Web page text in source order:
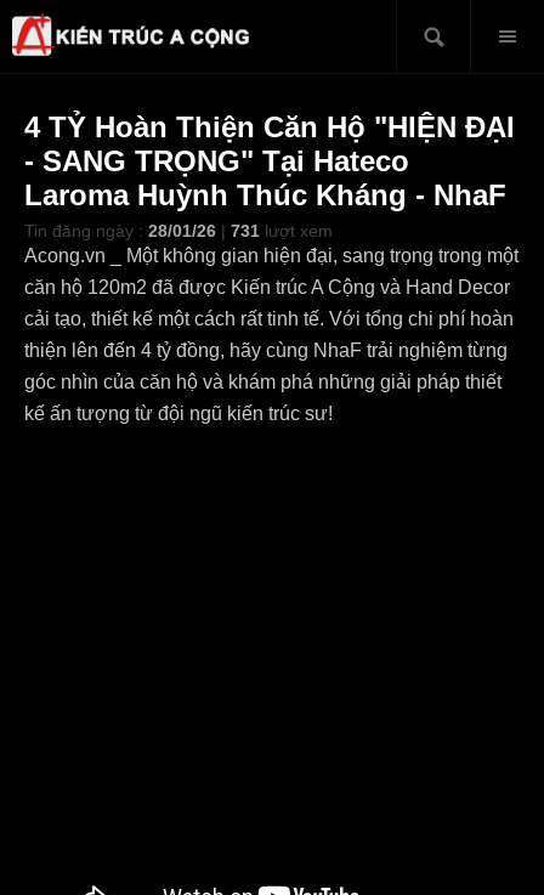
4 TỶ Hoàn Thiện Căn Hộ "HIỆN ĐẠI
- SANG TRỌNG" Tại Hateco
Laroma Huỳnh Thúc Kháng - NhaF
Tin đăng ngày : 28/01/26 | 731 lượt xem
Acong.vn _ Một không gian hiện đại, sang trọng trong một
căn hộ 120m2 đã được Kiến trúc A Cộng và Hand Decor
cải tạo, thiết kế một cách rất tinh tế. Với tổng chi phí hoàn
thiện lên đến 4 tỷ đồng, hãy cùng NhaF trải nghiệm từng
góc nhìn của căn hộ và khám phá những giải pháp thiết
kế ấn tượng từ đội ngũ kiến trúc sư!